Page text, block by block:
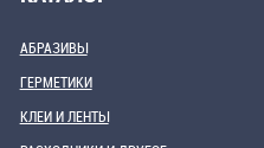
АБРАЗИВЫ
ГЕРМЕТИКИ
КЛЕИ И ЛЕНТЫ